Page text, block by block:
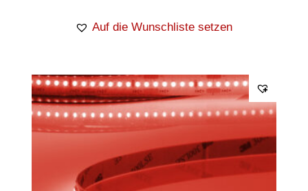
Auf die Wunschliste setzen